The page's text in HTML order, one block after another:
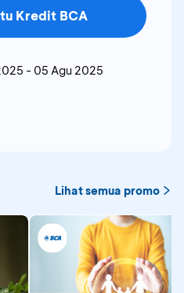
Kredit BCA
- 05 Agu 2025
Lihat semua promo